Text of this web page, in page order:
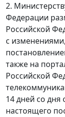
2.
Федерации
Российской
с
также на
Российской
14 дней со
настоящего